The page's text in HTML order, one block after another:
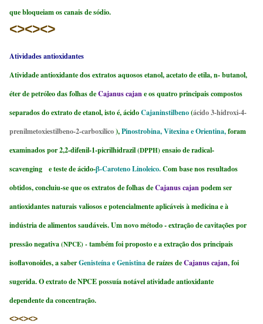
que bloqueiam os canais de sódio.
<><><>
Atividades antioxidantes
Atividade antioxidante dos extratos aquosos etanol, acetato de etila, n- butanol,
éter de petróleo das folhas deCajanus cajane os quatro principais compostos
separados do extrato de etanol, isto é, ácidoCajaninstilbeno(ácido 3-hidroxi-4-
prenilmetoxiestilbeno-2-carboxílico),Pinostrobina, Vitexina e Orientina,foram
examinados por 2,2-difenil-1-picrilhidrazil(DPPH) ensaio de radical-
scavenging e teste de ácido-β-Caroteno Linoleico.Com base nos resultados
obtidos, concluiu-se que os extratos de folhas deCajanus cajanpodem ser
antioxidantes naturais valiosos e potencialmente aplicáveis à medicina e à
indústria de alimentos saudáveis. Um novo método - extração de cavitações por
pressão negativa(NPCE) -também foi proposto e a extração dos principais
isoflavonoides, a saberGenisteína e Genistinade raízes deCajanus cajan,foi
sugerida. O extrato de NPCE possuía notável atividade antioxidante
dependente da concentração.
<><><>